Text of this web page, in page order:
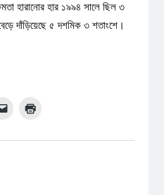
হারানোর হার ১৯৯৪ সালে ছিল ৩
দাঁড়িয়েছে ৫ দশমিক ৩ শতাংশে।